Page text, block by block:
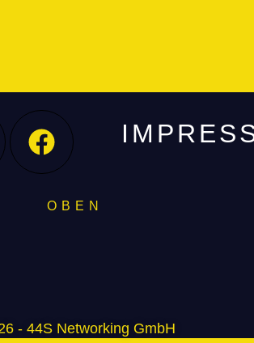
O B E N
- 44S Networking GmbH